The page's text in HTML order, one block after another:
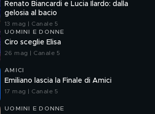
Renato Biancardi e Lucia Ilardo: dalla
gelosia al bacio
13 mag | Canale 5
UOMINI E DONNE
Ciro sceglie Elisa
26 mag | Canale 5
AMICI
Emiliano lascia la Finale di Amici
17 mag | Canale 5
UOMINI E DONNE